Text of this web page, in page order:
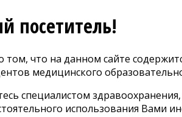
посетитель!
том, что на данном сайте
медицинского
специалистом
использования Вами